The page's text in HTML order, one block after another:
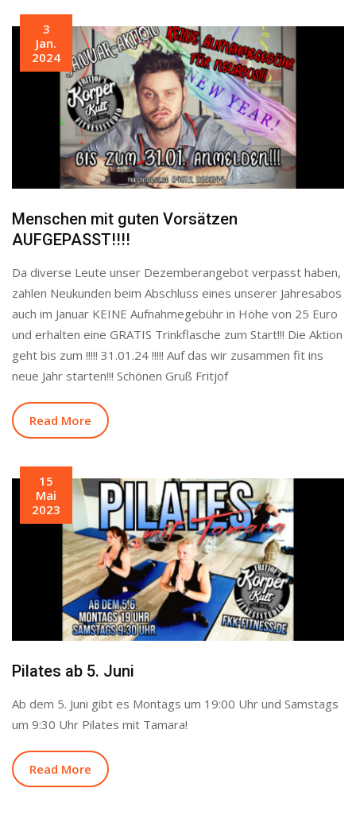
3
Jan.
2024
Menschen mit guten Vorsätzen
AUFGEPASST!!!!
Da diverse Leute unser Dezemberangebot verpasst haben,
zahlen Neukunden beim Abschluss eines unserer Jahresabos
auch im Januar KEINE Aufnahmegebühr in Höhe von 25 Euro
und erhalten eine GRATIS Trinkflasche zum Start!!! Die Aktion
geht bis zum !!!!! 31.01.24 !!!!! Auf das wir zusammen fit ins
neue Jahr starten!!! Schönen Gruß Fritjof
Read More
15
Mai
2023
Pilates ab 5. Juni
Ab dem 5. Juni gibt es Montags um 19:00 Uhr und Samstags
um 9:30 Uhr Pilates mit Tamara!
Read More